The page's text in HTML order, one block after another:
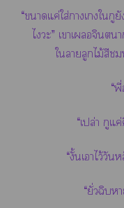
“าแค่ใส่าเใ
ไะ” เาเจินต
ใาลูกไม้สีช
“
“เปล่า กูแ
“งั้นเาไว้วัน
“ยั่วฉิบ